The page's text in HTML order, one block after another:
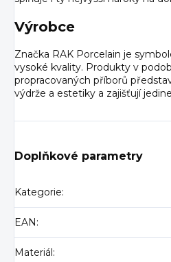
Výrobce
Značka RAK Porcelain je
vysoké kvality. Produkty v
propracovaných příborů
výdrže a estetiky a zajišťují
Doplňkové parametry
Kategorie:
EAN:
Materiál: